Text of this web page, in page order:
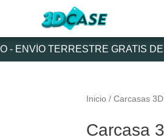
TERRESTRE GRATIS
Inicio / Carcasas 3D
Carcasa